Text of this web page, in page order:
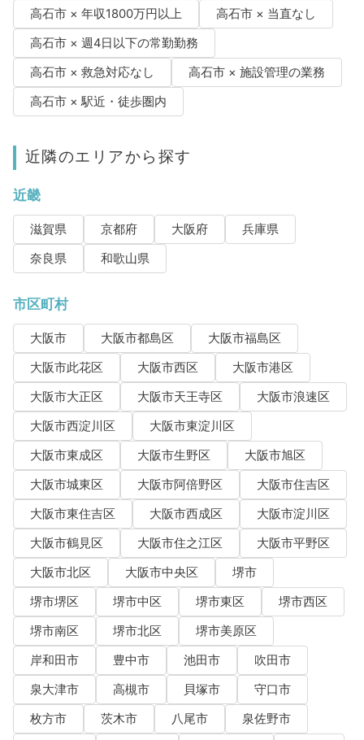
高石市 × 年収1800万円以上
高石市 × 当直なし
高石市 × 週4日以下の常勤勤務
高石市 × 救急対応なし
高石市 × 施設管理の業務
高石市 × 駅近・徒歩圏内
近隣のエリアから探す
近畿
滋賀県 京都府 大阪府
兵庫県
奈良県
和歌山県
市区町村
大阪市 大阪市都島区
大阪市福島区
大阪市此花区
大阪市西区
大阪市港区
大阪市大正区
大阪市天王寺区
大阪市浪速区
大阪市西淀川区
大阪市東淀川区
大阪市東成区
大阪市生野区
大阪市旭区
大阪市城東区
大阪市阿倍野区
大阪市住吉区
大阪市東住吉区
大阪市西成区
大阪市淀川区
大阪市鶴見区
大阪市住之江区
大阪市平野区
大阪市北区
大阪市中央区
堺市
堺市堺区
堺市中区 堺市東区
堺市西区
堺市南区
堺市北区
堺市美原区
岸和田市
豊中市 池田市
吹田市
泉大津市
高槻市 貝塚市
守口市
枚方市
茨木市 八尾市
泉佐野市